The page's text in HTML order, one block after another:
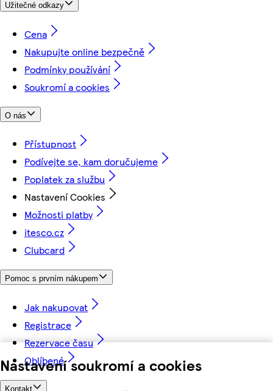
Nastavení soukromí a cookies
Užitečné odkazy
Cena
Nakupujte online bezpečně
Podmínky používání
Soukromí a cookies
O nás
Přístupnost
Podívejte se, kam doručujeme
Poplatek za službu
Nastavení Cookies
Možnosti platby
itesco.cz
Clubcard
Pomoc s prvním nákupem
Jak nakupovat
Registrace
Rezervace času
Oblíbené
Kontakt